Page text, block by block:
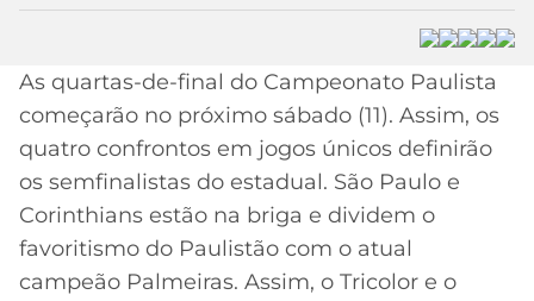
CÓDIGO
DE
INDICAÇÃO
BET365
CÓDIGO
BETANO
CORINTHIANS
SÃO
PAULO
SANTOS
A
LIBERTADORES
COPA
DO
BRASIL
MERCADO
DA
BOLA
PALPITES
Acesse o perfil do autor
no Twitter
As quartas-de-final do Campeonato Paulista
começarão no próximo sábado (11). Assim, os
quatro confrontos em jogos únicos definirão
os semfinalistas do estadual. São Paulo e
Corinthians estão na briga e dividem o
favoritismo do Paulistão com o atual
campeão Palmeiras. Assim, o Tricolor e o